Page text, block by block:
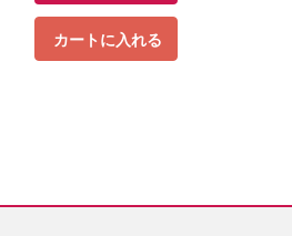
カートに入れる